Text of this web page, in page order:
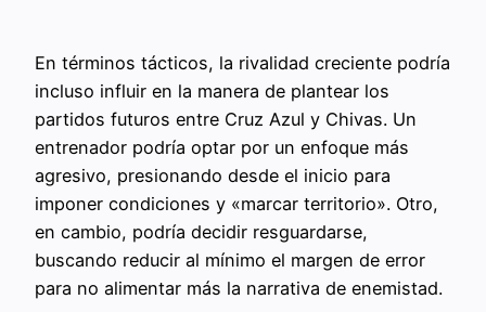
En términos tácticos, la rivalidad creciente podría
incluso influir en la manera de plantear los
partidos futuros entre Cruz Azul y Chivas. Un
entrenador podría optar por un enfoque más
agresivo, presionando desde el inicio para
imponer condiciones y «marcar territorio». Otro,
en cambio, podría decidir resguardarse,
buscando reducir al mínimo el margen de error
para no alimentar más la narrativa de enemistad.